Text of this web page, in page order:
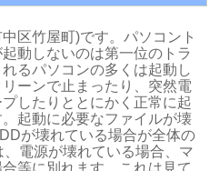
区竹屋町)です。パソコント
動しないのは第一位のトラ
るパソコンの多くは起動し
ーンで止まったり、突然電
したりととにかく正常に起
起動に必要なファイルが壊
が壊れている場合が全体の
電源が壊れている場合、マ
等に別れます。これは見て